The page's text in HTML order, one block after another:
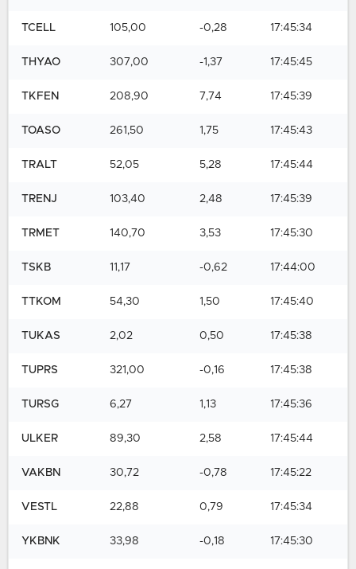
TCELL 105,00 -0,28 17:45:34
THYAO 307,00 -1,37 17:45:45
TKFEN 208,90 7,74 17:45:39
TOASO 261,50 1,75 17:45:43
TRALT 52,05 5,28 17:45:44
TRENJ 103,40 2,48 17:45:39
TRMET 140,70 3,53 17:45:30
TSKB 11,17 -0,62 17:44:00
TTKOM 54,30 1,50 17:45:40
TUKAS 2,02 0,50 17:45:38
TUPRS 321,00 -0,16 17:45:38
TURSG 6,27 1,13 17:45:36
ULKER 89,30 2,58 17:45:44
VAKBN 30,72 -0,78 17:45:22
VESTL 22,88 0,79 17:45:34
YKBNK 33,98 -0,18 17:45:30